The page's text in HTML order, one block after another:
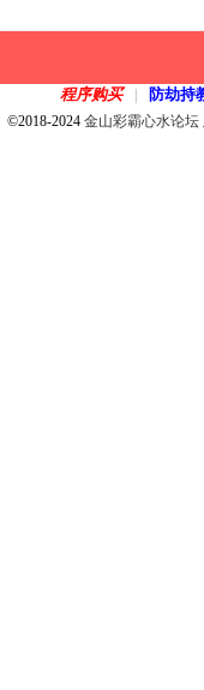
程序购买 防劫持
©2018-2024金山彩霸心水论坛